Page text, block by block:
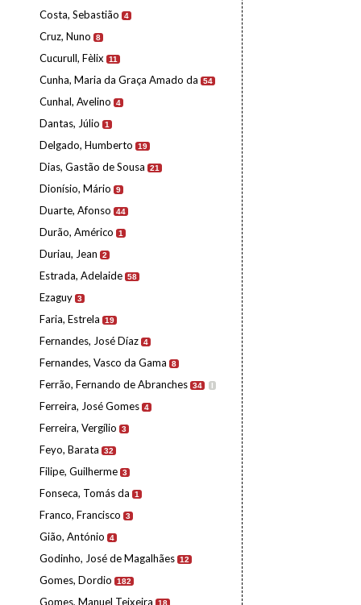
Costa, Sebastião 4
Cruz, Nuno 8
Cucurull, Fèlix 11
Cunha, Maria da Graça Amado da 54
Cunhal, Avelino 4
Dantas, Júlio 1
Delgado, Humberto 19
Dias, Gastão de Sousa 21
Dionísio, Mário 9
Duarte, Afonso 44
Durão, Américo 1
Duriau, Jean 2
Estrada, Adelaide 58
Ezaguy 3
Faria, Estrela 19
Fernandes, José Díaz 4
Fernandes, Vasco da Gama 8
Ferrão, Fernando de Abranches 34 I
Ferreira, José Gomes 4
Ferreira, Vergílio 3
Feyo, Barata 32
Filipe, Guilherme 3
Fonseca, Tomás da 1
Franco, Francisco 3
Gião, António 4
Godinho, José de Magalhães 12
Gomes, Dordio 182
Gomes, Manuel Teixeira 18